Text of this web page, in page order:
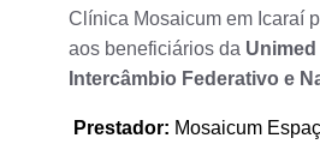
Clínica Mosaicum em Icaraí
aos beneficiários da
Intercâmbio Federativo e
Prestador: Mosaicum